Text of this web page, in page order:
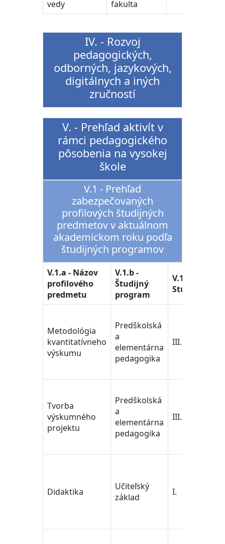
vedy fakulta
IV. - Rozvoj
pedagogických,
odborných, jazykových,
digitálnych a iných
zručností
V. - Prehľad aktivít v
rámci pedagogického
pôsobenia na vysokej
škole
V.1 - Prehľad
zabezpečovaných
profilových študijných
predmetov v aktuálnom
akademickom roku podľa
študijných programov
V.1.a - Názov
profilového
predmetu
V.1.b -
Študijný
program
V.1.c -
Stupeň
Metodológia
kvantitatívneho
výskumu
Predškolská
a
elementárna
pedagogika
III.
Tvorba
výskumného
projektu
Predškolská
a
elementárna
pedagogika
III.
Didaktika
Učiteľský
základ
I.